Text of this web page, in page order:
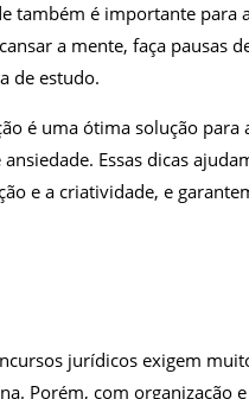
também é importante para
a mente, faça pausas
de estudo.
é uma ótima solução para
Essas dicas
e a criatividade, e
jurídicos exigem
Porém, com organização e